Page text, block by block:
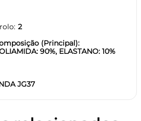
2
(Principal):
90%, ELASTANO: 10%
JG37